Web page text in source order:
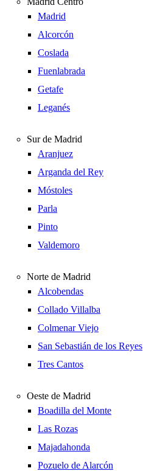
Madrid
Alcorcón
Coslada
Fuenlabrada
Getafe
Leganés
Sur de Madrid
Aranjuez
Arganda del Rey
Móstoles
Parla
Pinto
Valdemoro
Norte de Madrid
Alcobendas
Collado Villalba
Colmenar Viejo
San Sebastián de los Reyes
Tres Cantos
Oeste de Madrid
Boadilla del Monte
Las Rozas
Majadahonda
Pozuelo de Alarcón